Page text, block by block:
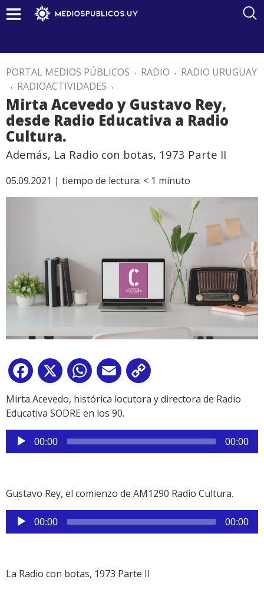
PORTAL MEDIOS PÚBLICOS . RADIO . RADIO URUGUAY
. RADIOACTIVIDADES .
Mirta Acevedo y Gustavo Rey,
desde Radio Educativa a Radio
Cultura.
Además, La Radio con botas, 1973 Parte II
05.09.2021 | tiempo de lectura: < 1 minuto
Facebook
X WhatsApp
Email
Link
Mirta Acevedo, histórica locutora y directora de Radio
Educativa SODRE en los 90.
Reproductor
de
00:00 00:00
Gustavo Rey, el comienzo de AM1290 Radio Cultura.
Reproductor
de
00:00 00:00
La Radio con botas, 1973 Parte II